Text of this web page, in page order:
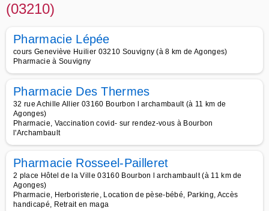
(03210)
Pharmacie Lépée
cours Geneviève Huilier 03210 Souvigny (à 8 km de Agonges)
Pharmacie à Souvigny
Pharmacie Des Thermes
32 rue Achille Allier 03160 Bourbon l archambault (à 11 km de
Agonges)
Pharmacie, Vaccination covid- sur rendez-vous à Bourbon
l'Archambault
Pharmacie Rosseel-Pailleret
2 place Hôtel de la Ville 03160 Bourbon l archambault (à 11 km de
Agonges)
Pharmacie, Herboristerie, Location de pèse-bébé, Parking, Accès
handicapé, Retrait en maga